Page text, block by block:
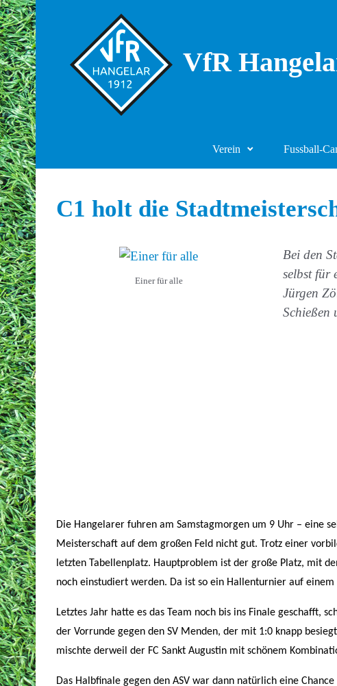
Zum Hauptinhalt springen
VfR
Verein Fussball-
C1 holt die
Einer für alle
Bei den
selbst für
Jürgen
Schießen
Die Hangelarer fuhren am Samstagmorgen um 9 Uhr – eine
Meisterschaft auf dem großen Feld nicht gut. Trotz einer
letzten Tabellenplatz. Hauptproblem ist der große Platz, mit
noch einstudiert werden. Da ist so ein Hallenturnier auf
Letztes Jahr hatte es das Team noch bis ins Finale geschafft,
der Vorrunde gegen den SV Menden, der mit 1:0 knapp
mischte derweil der FC Sankt Augustin mit schönem
Das Halbfinale gegen den ASV war dann natürlich eine